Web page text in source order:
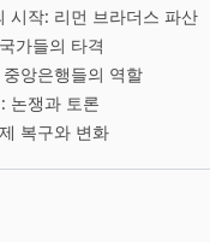
시작: 리먼 브라더스 파산
가들의 타격
앙은행들의 역할
논쟁과 토론
복구와 변화